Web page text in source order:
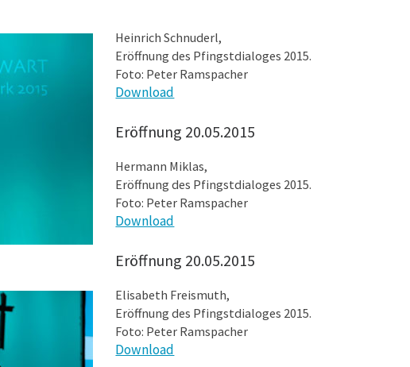
Heinrich Schnuderl,
Eröffnung des Pfingstdialoges 2015.
Foto: Peter Ramspacher
Download
Eröffnung 20.05.2015
Hermann Miklas,
Eröffnung des Pfingstdialoges 2015.
Foto: Peter Ramspacher
Download
Eröffnung 20.05.2015
Elisabeth Freismuth,
Eröffnung des Pfingstdialoges 2015.
Foto: Peter Ramspacher
Download